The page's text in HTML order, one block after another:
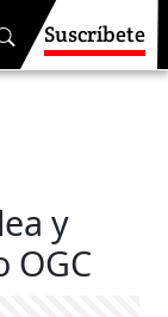
Suscríbete
y
OGC